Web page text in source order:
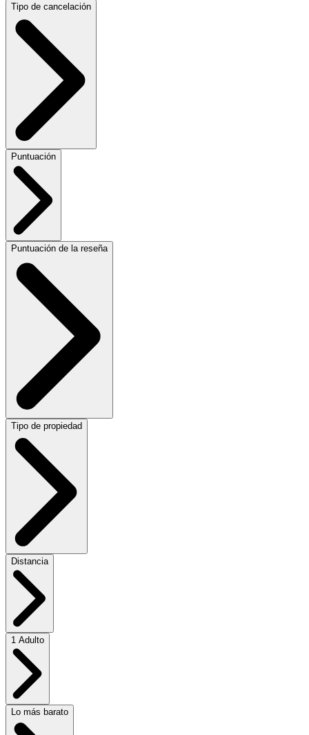
Tipo de cancelación
Puntuación
Puntuación de la reseña
Tipo de propiedad
Distancia
1 Adulto
Lo más barato